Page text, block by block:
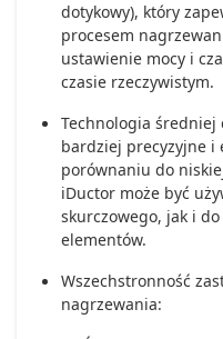
dotykowy), który
procesem
ustawienie mocy i
czasie rzeczywistym.
Technologia średniej
bardziej precyzyjne i
porównaniu do
iDuctor może być
skurczowego, jak i
elementów.
Wszechstronność
nagrzewania: